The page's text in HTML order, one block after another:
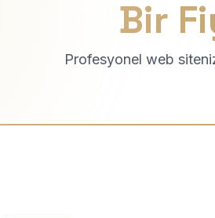
Bir
Profesyonel web